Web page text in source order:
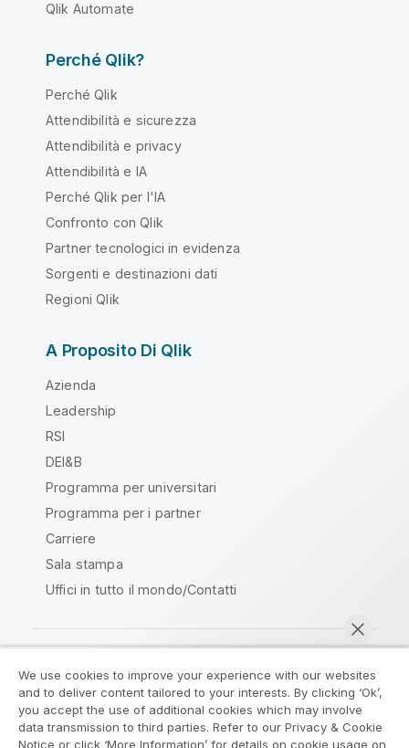
Qlik Automate
Perché Qlik?
Perché Qlik
Attendibilità e sicurezza
Attendibilità e privacy
Attendibilità e IA
Perché Qlik per l'IA
Confronto con Qlik
Partner tecnologici in evidenza
Sorgenti e destinazioni dati
Regioni Qlik
A Proposito Di Qlik
Azienda
Leadership
RSI
DEI&B
Programma per universitari
Programma per i partner
Carriere
Sala stampa
Uffici in tutto il mondo/Contatti
Qlik Community
Contratti Termini del prodotto
We use cookies to improve your experience with our websites
and to deliver content tailored to your interests. By clicking ‘Ok’,
you accept the use of additional cookies which may involve
data transmission to third parties. Refer to our Privacy & Cookie
Notice or click ‘More Information’ for details on cookie usage on